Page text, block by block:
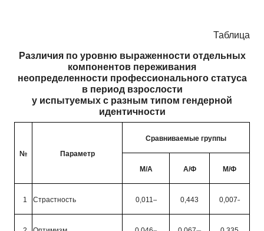
Таблица
Различия по уровню выраженности отдельных
компонентов переживания
неопределенности профессионального статуса
в период взрослости
у испытуемых с разным типом гендерной
идентичности
№ Параметр
Сравниваемые группы
М/А А/Ф М/Ф
1 Страстность 0,011*** 0,443 0,007**